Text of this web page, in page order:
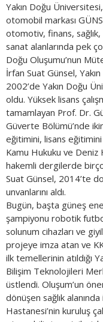
Yakın Doğu
otomobil markası
otomotiv, finans,
sanat alanlarında pek
Doğu Oluşumu’nun
İrfan Suat Günsel,
2002’de Yakın Doğu
oldu. Yüksek lisans
tamamlayan Prof. Dr.
Güverte Bölümü’nde
eğitimini, lisans
Kamu Hukuku ve Deniz
hakemli dergilerde
Suat Günsel, 2014’te
unvanlarını aldı.
Bugün, başta güneş
şampiyonu robotik
solunum cihazları ve
projeye imza atan ve
ilk temellerinin atıldığı
Bilişim Teknolojileri
üstlendi. Oluşum’un
dönüşen sağlık
Hastanesi’nin kuruluş